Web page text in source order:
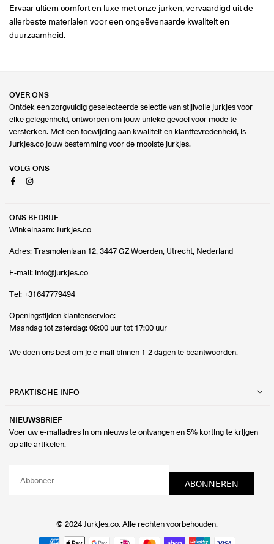
Ervaar ultiem comfort en luxe met onze jurken, vervaardigd uit de
allerbeste materialen voor een ongeëvenaarde kwaliteit en
duurzaamheid.
OVER ONS
Ontdek een zorgvuldig geselecteerde selectie van stijlvolle jurkjes voor
elke gelegenheid, ontworpen om jouw unieke gevoel voor mode te
versterken. Met een toewijding aan kwaliteit en klanttevredenheid, is
Jurkjes.co jouw bestemming voor de mooiste jurkjes.
VOLG ONS
FacebookInstagram
ONS BEDRIJF
Winkelnaam: Jurkjes.co
Adres: Trasmolenlaan 12, 3447 GZ Woerden, Utrecht, Nederland
E-mail: info@jurkjes.co
Tel: +31647779494
Openingstijden klantenservice:
Maandag tot zaterdag: 09:00 uur tot 17:00 uur
We doen ons best om je e-mail binnen 1-2 dagen te beantwoorden.
PRAKTISCHE INFO
NIEUWSBRIEF
Voer uw e-mailadres in om nieuws te ontvangen en 5% korting te krijgen
op alle artikelen.
ABONNEREN
© 2024 Jurkjes.co. Alle rechten voorbehouden.